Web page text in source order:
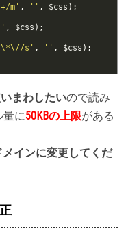
m' , '' , $css ) ;
, $css ) ;
s' , '' , $css ) ;
まわしたいので読み
量に50KBの上限がある
インに変更してくだ